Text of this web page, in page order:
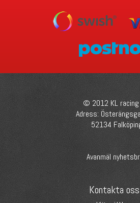
© 2012 KL racing
Adress:
52134
Avanmäl
Kontakta oss